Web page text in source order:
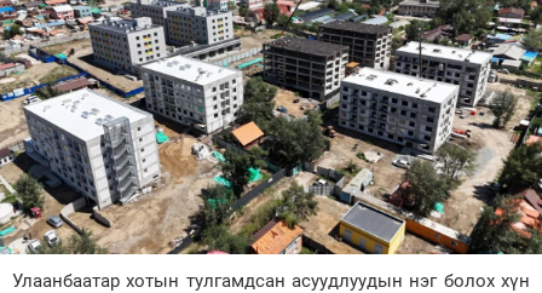
Улс төр
Эдийн засаг
Үзэл бодол
Спорт
Нийгэм
Дэлхий
Улаанбаатар хотын тулгамдсан асуудлуудын нэг болох хүн